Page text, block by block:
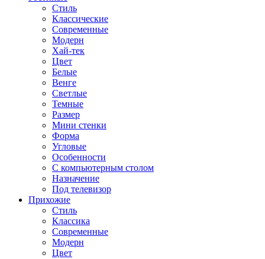
Стиль
Классические
Современные
Модерн
Хай-тек
Цвет
Белые
Венге
Светлые
Темные
Размер
Мини стенки
Форма
Угловые
Особенности
С компьютерным столом
Назначение
Под телевизор
Прихожие
Стиль
Классика
Современные
Модерн
Цвет